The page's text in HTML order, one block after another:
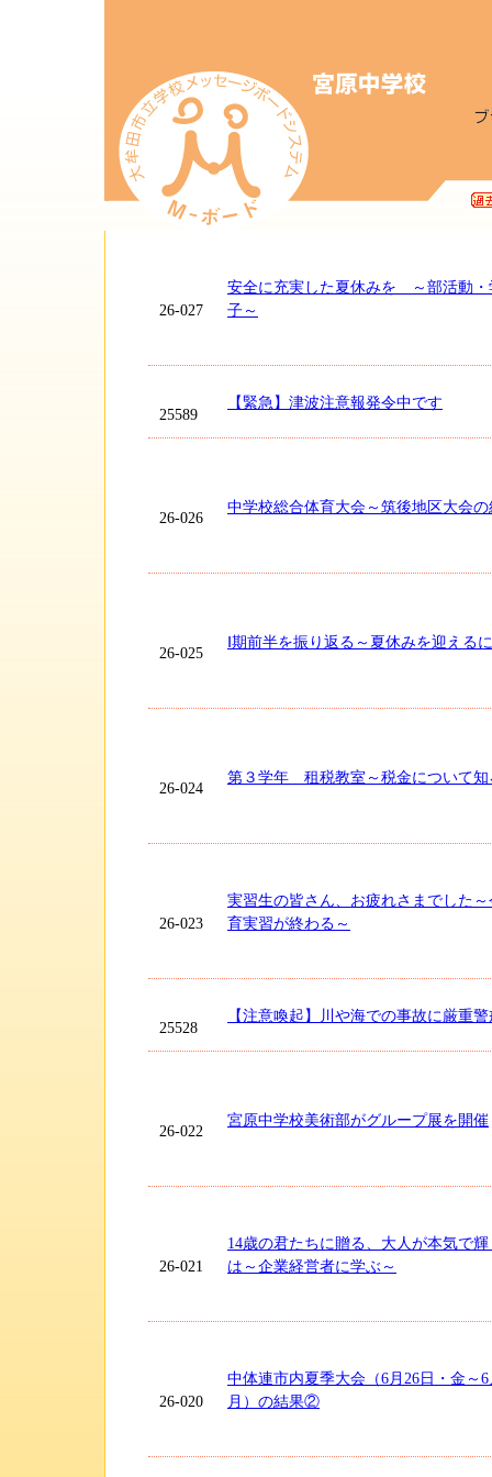
26-027
安全に充実した夏休みを ～部活動・
子～
25589
【緊急】津波注意報発令中です
26-026
中学校総合体育大会～筑後地区大会
26-025
Ⅰ期前半を振り返る～夏休みを迎える
26-024
第３学年 租税教室～税金について知
26-023
実習生の皆さん、お疲れさまでした
育実習が終わる～
25528
【注意喚起】川や海での事故に厳重
26-022
宮原中学校美術部がグループ展を開催
26-021
14歳の君たちに贈る、大人が本気で
は～企業経営者に学ぶ～
26-020
中体連市内夏季大会（6月26日・金～6
月）の結果②